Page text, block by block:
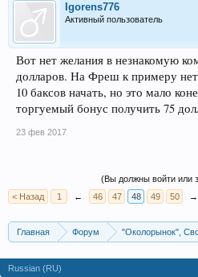
Igorens776
Активный пользователь
Вот нет желания в незнакомую
долларов. На Фреш к примеру
10 баксов начать, но это мало
торгуемый бонус получить 75
23 фев 2017
(Вы должны войти или
< Назад
1 ← 46 47 48 49 50 →
Главная Форум
"Околорынок",
Russian (RU)